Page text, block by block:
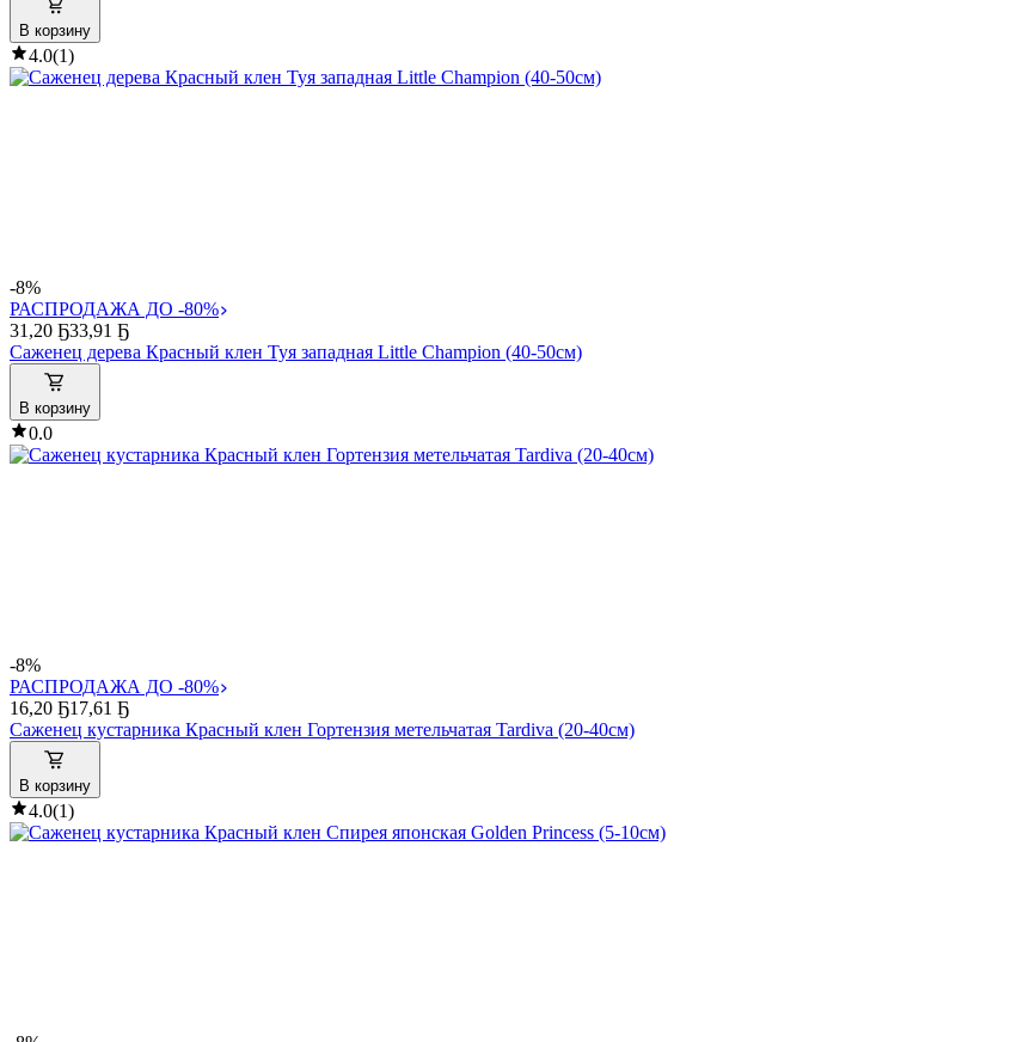
В корзину
4.0(1)
-8%
РАСПРОДАЖА ДО -80%
31 ,20 Ҕ33,91 Ҕ
Саженец дерева Красный клен Туя западная Little Champion (40-50см)
В корзину
0.0
-8%
РАСПРОДАЖА ДО -80%
16,20 Ҕ17,61 Ҕ
Саженец кустарника Красный клен Гортензия метельчатая Tardiva (20-40см)
В корзину
4.0(1)